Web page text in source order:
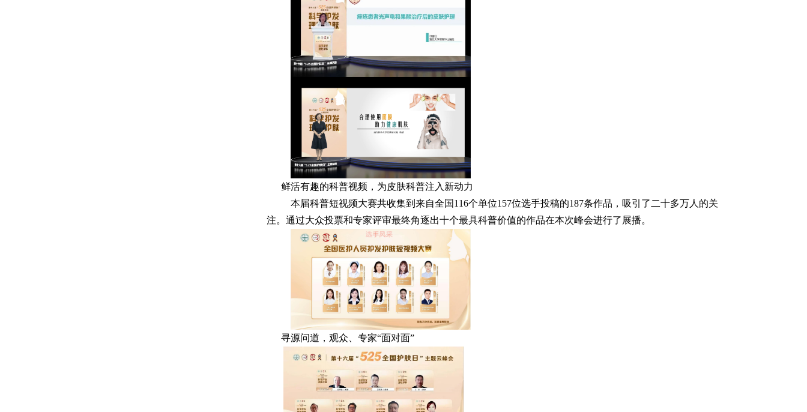
鲜活有趣的科普视频，为皮肤科普注入新动力
本届科普短视频大赛共收集到来自全国116个单位157位选手投稿的187条作品，吸引了二十多万人的关
注。通过大众投票和专家评审最终角逐出十个最具科普价值的作品在本次峰会进行了展播。
寻源问道，观众、专家“面对面”